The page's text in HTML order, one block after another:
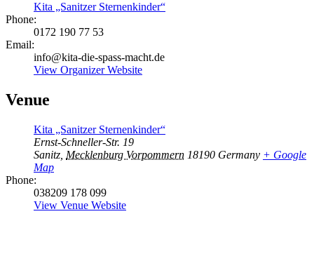
Kita „Sanitzer Sternenkinder“
Phone:
0172 190 77 53
Email:
info@kita-die-spass-macht.de
View Organizer Website
Venue
Kita „Sanitzer Sternenkinder“
Ernst-Schneller-Str. 19
Sanitz Mecklenburg Vorpommern 18190 Germany + Google
Map
Phone:
038209 178 099
View Venue Website